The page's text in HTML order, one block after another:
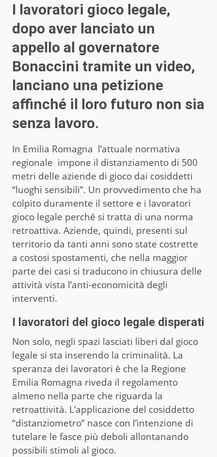
I lavoratori gioco legale,
dopo aver lanciato un
appello al governatore
Bonaccini tramite un video,
lanciano una petizione
affinché il loro futuro non sia
senza lavoro.
In Emilia Romagna l’attuale normativa
regionale impone il distanziamento di 500
metri delle aziende di gioco dai cosiddetti
“luoghi sensibili”. Un provvedimento che ha
colpito duramente il settore e i lavoratori
gioco legale perché si tratta di una norma
retroattiva. Aziende, quindi, presenti sul
territorio da tanti anni sono state costrette
a costosi spostamenti, che nella maggior
parte dei casi si traducono in chiusura delle
attività vista l’anti-economicità degli
interventi.
I lavoratori del gioco legale disperati
Non solo, negli spazi lasciati liberi dal gioco
legale si sta inserendo la criminalità. La
speranza dei lavoratori è che la Regione
Emilia Romagna riveda il regolamento
almeno nella parte che riguarda la
retroattività. L’applicazione del cosiddetto
“distanziometro” nasce con l’intenzione di
tutelare le fasce più deboli allontanando
possibili stimoli al gioco.